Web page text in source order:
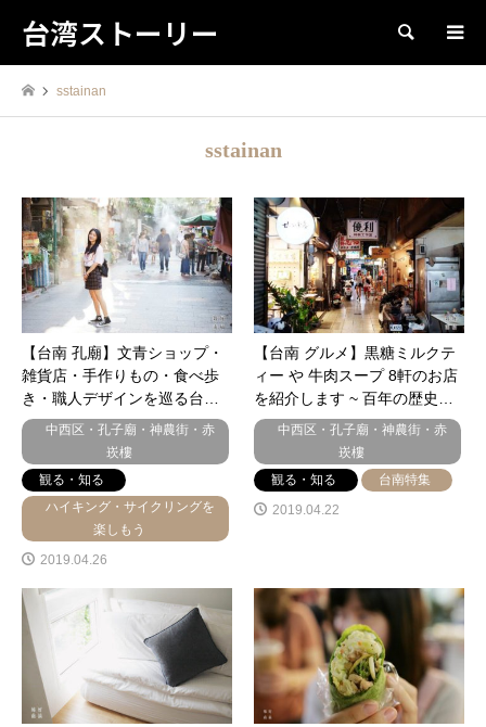
台湾ストーリー 検索
sstainan
sstainan
【台南 孔廟】文青ショップ・
雑貨店・手作りもの・食べ歩
き・職人デザインを巡る台…
中西区・孔子廟・神農街・赤
崁樓
観る・知る
ハイキング・サイクリングを
楽しもう
2019.04.26
【台南 グルメ】黒糖ミルクテ
ィー や 牛肉スープ 8軒のお店
を紹介します ~ 百年の歴史…
中西区・孔子廟・神農街・赤
崁樓
観る・知る
台南特集
2019.04.22